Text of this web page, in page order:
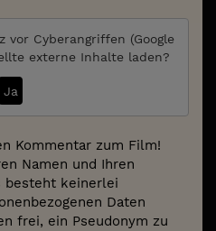
vor Cyberangriffen (Google
externe Inhalte laden?
Ja
Kommentar zum Film!
Namen und Ihren
besteht keinerlei
Daten
frei, ein Pseudonym zu